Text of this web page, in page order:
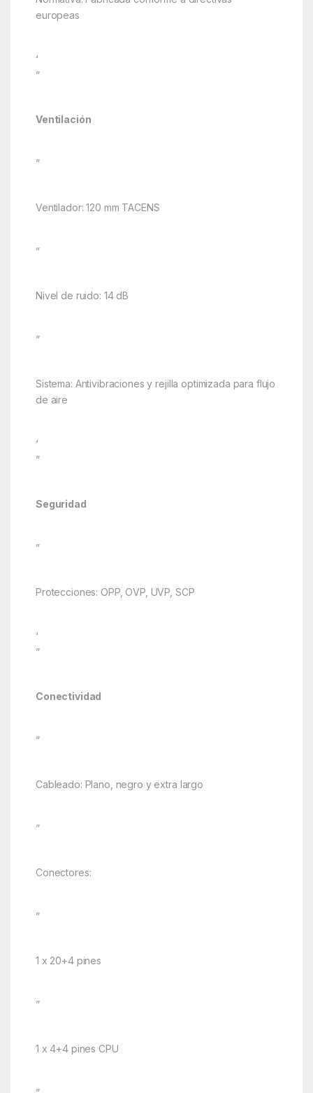
europeas
‘
”
Ventilación
”
Ventilador: 120 mm TACENS
”
Nivel de ruido: 14 dB
”
Sistema: Antivibraciones y rejilla optimizada para flujo
de aire
‘
”
Seguridad
”
Protecciones: OPP, OVP, UVP, SCP
‘
”
Conectividad
”
Cableado: Plano, negro y extra largo
”
Conectores:
”
1 x 20+4 pines
”
1 x 4+4 pines CPU